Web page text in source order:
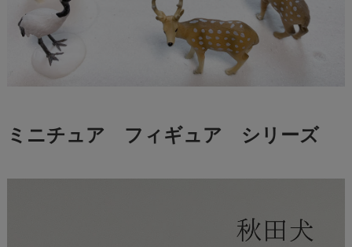
ミニチュア フィギュア シリーズ